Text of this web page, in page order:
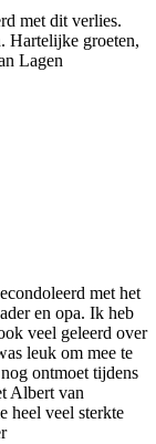
met dit verlies.
Hartelijke groeten,
Lagen
met het
en opa. Ik heb
veel geleerd over
leuk om mee te
ontmoet tijdens
Albert van
heel veel sterkte